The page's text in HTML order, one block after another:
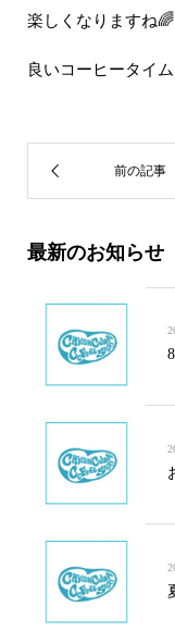
楽しくなりますね🌈
良いコーヒータイ
最新のお知らせ